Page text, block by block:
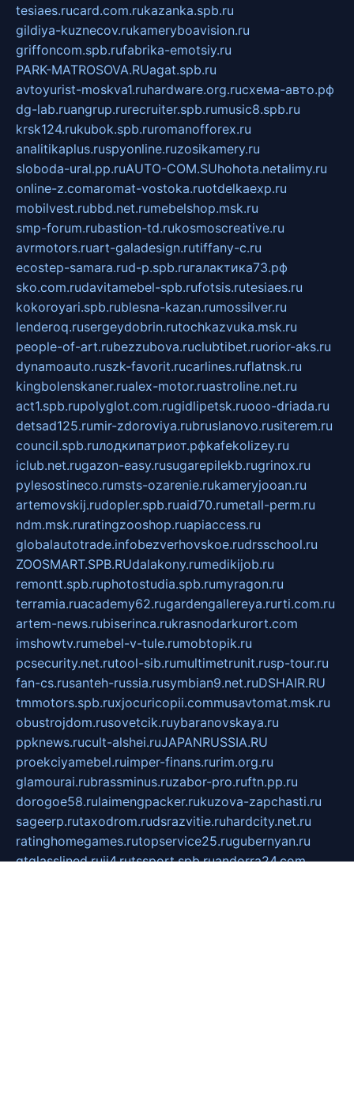
tesiaes.rucard.com.rukazanka.spb.ru
gildiya-kuznecov.rukameryboavision.ru
griffoncom.spb.rufabrika-emotsiy.ru
PARK-MATROSOVA.RUagat.spb.ru
avtoyurist-moskva1.ruhardware.org.ruсхема-авто.рф
dg-lab.ruangrup.rurecruiter.spb.rumusic8.spb.ru
krsk124.rukubok.spb.ruromanofforex.ru
analitikaplus.ruspyonline.ruzosikamery.ru
sloboda-ural.pp.ruAUTO-COM.SUhohota.netalimy.ru
online-z.comaromat-vostoka.ruotdelkaexp.ru
mobilvest.rubbd.net.rumebelshop.msk.ru
smp-forum.rubastion-td.rukosmoscreative.ru
avrmotors.ruart-galadesign.rutiffany-c.ru
ecostep-samara.rud-p.spb.ruгалактика73.рф
sko.com.rudavitamebel-spb.rufotsis.rutesiaes.ru
kokoroyari.spb.rublesna-kazan.rumossilver.ru
lenderoq.rusergeydobrin.rutochkazvuka.msk.ru
people-of-art.rubezzubova.ruclubtibet.ruorior-aks.ru
dynamoauto.ruszk-favorit.rucarlines.ruflatnsk.ru
kingbolenskaner.rualex-motor.ruastroline.net.ru
act1.spb.rupolyglot.com.rugidlipetsk.ruooo-driada.ru
detsad125.rumir-zdoroviya.rubruslanovo.rusiterem.ru
council.spb.ruлодкипатриот.рфkafekolizey.ru
iclub.net.rugazon-easy.rusugarepilekb.rugrinox.ru
pylesostineco.rumsts-ozarenie.rukameryjooan.ru
artemovskij.rudopler.spb.ruaid70.rumetall-perm.ru
ndm.msk.ruratingzooshop.ruapiaccess.ru
globalautotrade.infobezverhovskoe.rudrsschool.ru
ZOOSMART.SPB.RUdalakony.rumedikijob.ru
remontt.spb.ruphotostudia.spb.rumyragon.ru
terramia.ruacademy62.rugardengallereya.rurti.com.ru
artem-news.rubiserinca.rukrasnodarkurort.com
imshowtv.rumebel-v-tule.rumobtopik.ru
pcsecurity.net.rutool-sib.rumultimetrunit.rusp-tour.ru
fan-cs.rusanteh-russia.rusymbian9.net.ruDSHAIR.RU
tmmotors.spb.ruxjocuricopii.commusavtomat.msk.ru
obustrojdom.rusovetcik.ruybaranovskaya.ru
ppknews.rucult-alshei.ruJAPANRUSSIA.RU
proekciyamebel.ruimper-finans.rurim.org.ru
glamourai.rubrassminus.ruzabor-pro.ruftn.pp.ru
dorogoe58.rulaimengpacker.rukuzova-zapchasti.ru
sageerp.rutaxodrom.rudsrazvitie.ruhardcity.net.ru
ratinghomegames.rutopservice25.rugubernyan.ru
gtglasslined.ruii4.rutssport.spb.ruandorra24.com